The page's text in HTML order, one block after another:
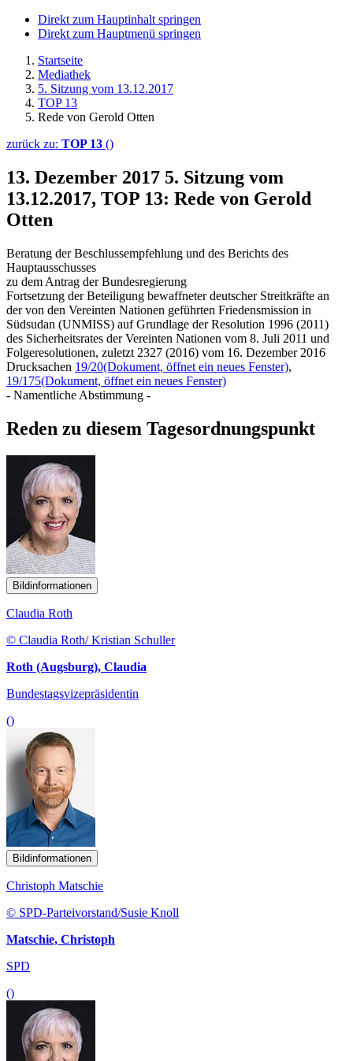
Direkt zum Hauptinhalt springen
Direkt zum Hauptmenü springen
Startseite
Mediathek
5. Sitzung vom 13.12.2017
TOP 13
Rede von Gerold Otten
zurück zu: TOP 13 ()
13. Dezember 2017 5. Sitzung vom
13.12.2017, TOP 13: Rede von Gerold
Otten
Beratung der Beschlussempfehlung und des Berichts des
Hauptausschusses
zu dem Antrag der Bundesregierung
Fortsetzung der Beteiligung bewaffneter deutscher Streitkräfte an
der von den Vereinten Nationen geführten Friedensmission in
Südsudan (UNMISS) auf Grundlage der Resolution 1996 (2011)
des Sicherheitsrates der Vereinten Nationen vom 8. Juli 2011 und
Folgeresolutionen, zuletzt 2327 (2016) vom 16. Dezember 2016
Drucksachen 19/20(Dokument, öffnet ein neues Fenster),
19/175(Dokument, öffnet ein neues Fenster)
- Namentliche Abstimmung -
Reden zu diesem Tagesordnungspunkt
Bildinformationen
Claudia Roth
© Claudia Roth/ Kristian Schuller
Roth (Augsburg), Claudia
Bundestagsvizepräsidentin
()
Bildinformationen
Christoph Matschie
© SPD-Parteivorstand/Susie Knoll
Matschie, Christoph
SPD
()